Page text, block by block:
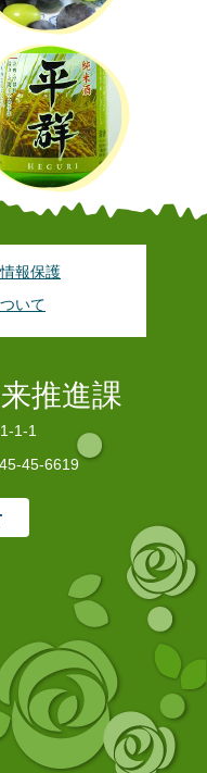
報保護
いて
推進課
1-1
45-6619